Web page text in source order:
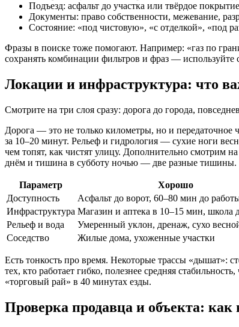
Подъезд: асфальт до участка или твёрдое
Документы: право собственности, межевание,
Состояние: «под чистовую», «с отделкой», «под
Фразы в поиске тоже помогают. Например: «газ по
сохранять комбинации фильтров и фраз —
Локации и инфраструктура: что
Смотрите на три слоя сразу: дорога до города,
Дорога — это не только километры, но и
за 10–20 минут. Рельеф и гидрология — сухие ноги
чем топят, как чистят улицу. Дополнительно смотрим
днём и тишина в субботу ночью — две разные тишины.
Параметр Хорошо
Доступность
Асфальт до ворот, 60–80 мин до
Инфраструктура Магазин и аптека в 10–15 мин, школа
Рельеф и вода
Умеренный уклон, дренаж, сухо
Соседство
Жилые дома, ухоженные участки
Есть тонкость про время. Некоторые трассы «дышат»:
тех, кто работает гибко, полезнее средняя
«торговый рай» в 40 минутах езды.
Проверка продавца и объекта: как